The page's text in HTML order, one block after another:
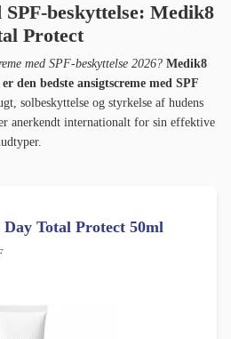
beskyttelse: Medik8
Protect
med SPF-beskyttelse 2026? Medik8
den bedste ansigtscreme med SPF
solbeskyttelse og styrkelse af hudens
anerkendt internationalt for sin effektive
Total Protect 50ml